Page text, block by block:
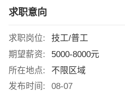
求职意向
求职岗位:
技工/普工
期望薪资:
5000-8000元
所在地点:
不限区域
发布时间:
08-07